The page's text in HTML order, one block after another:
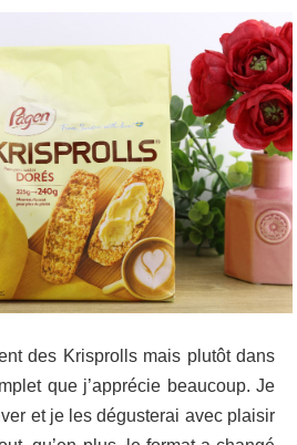
des Krisprolls mais plutôt dans
que j’apprécie beaucoup. Je
et je les dégusterai avec plaisir